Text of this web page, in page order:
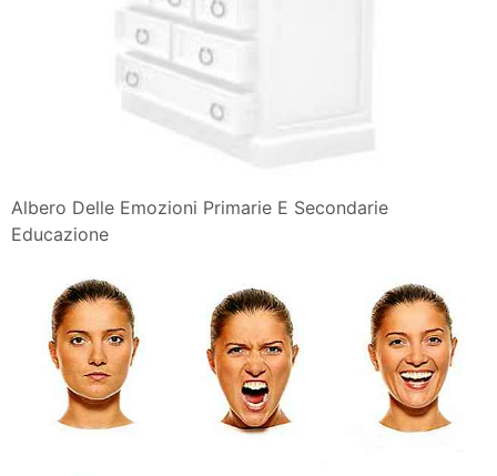
Albero Delle Emozioni Primarie E Secondarie
Educazione